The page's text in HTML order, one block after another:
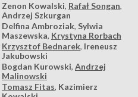
Zenon Kowalski, Rafał Songan,
Andrzej Szkurgan
Delfina Ambroziak, Sylwia
Maszewska, Krystyna Rorbach
Krzysztof Bednarek, Ireneusz
Jakubowski
Bogdan Kurowski, Andrzej
Malinowski
Tomasz Fitas, Kazimierz